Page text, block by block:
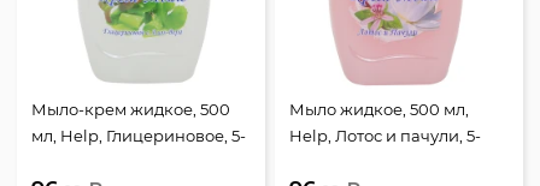
Мыло-крем жидкое, 500
мл, Help, Глицериновое, 5-
Мыло жидкое, 500 мл,
Help, Лотос и пачули, 5-